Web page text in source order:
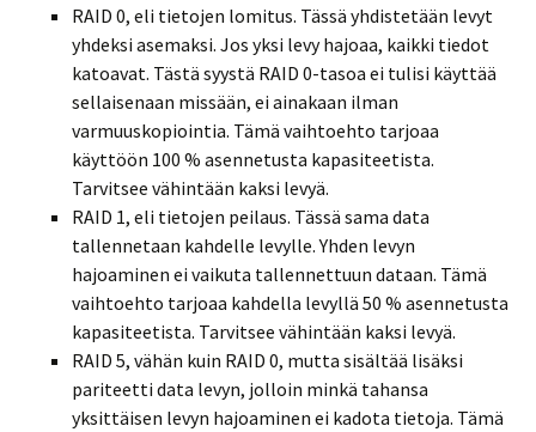
RAID 0, eli tietojen lomitus. Tässä yhdistetään levyt
yhdeksi asemaksi. Jos yksi levy hajoaa, kaikki tiedot
katoavat. Tästä syystä RAID 0-tasoa ei tulisi käyttää
sellaisenaan missään, ei ainakaan ilman
varmuuskopiointia. Tämä vaihtoehto tarjoaa
käyttöön 100 % asennetusta kapasiteetista.
Tarvitsee vähintään kaksi levyä.
RAID 1, eli tietojen peilaus. Tässä sama data
tallennetaan kahdelle levylle. Yhden levyn
hajoaminen ei vaikuta tallennettuun dataan. Tämä
vaihtoehto tarjoaa kahdella levyllä 50 % asennetusta
kapasiteetista. Tarvitsee vähintään kaksi levyä.
RAID 5, vähän kuin RAID 0, mutta sisältää lisäksi
pariteetti data levyn, jolloin minkä tahansa
yksittäisen levyn hajoaminen ei kadota tietoja. Tämä